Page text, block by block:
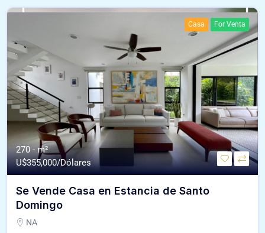
Casa For Venta
270 - m²
U$355,000/Dólares
Se Vende Casa en Estancia de Santo
Domingo
NA